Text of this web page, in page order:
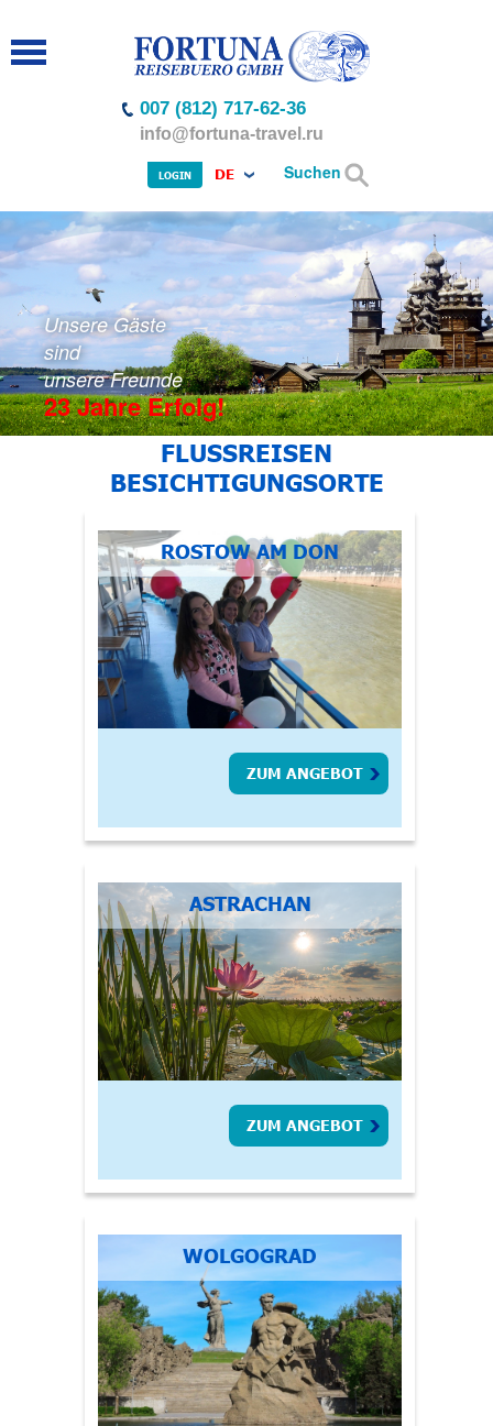
Suchen
007 (812) 717-62-36
info@fortuna-travel.ru
LOGIN DE
Unsere Gäste
sind
unsere Freunde
23 Jahre Erfolg!
FLUSSREISEN
BESICHTIGUNGSORTE
ROSTOW AM DON
ZUM ANGEBOT
ASTRACHAN
ZUM ANGEBOT
WOLGOGRAD